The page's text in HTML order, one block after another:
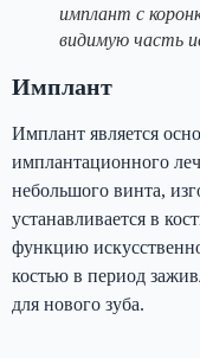
имплант с
видимую часть
Имплант
Имплант является
имплантационного
небольшого винта,
устанавливается в
функцию
костью в период
для нового зуба.